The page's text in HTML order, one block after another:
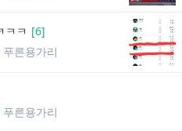
ㅋㅋ [6]
푸른용가리
푸른용가리